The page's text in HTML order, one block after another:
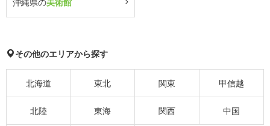
その他のエリアから探す
北海道 東北 関東 甲信越
北陸 東海 関西 中国